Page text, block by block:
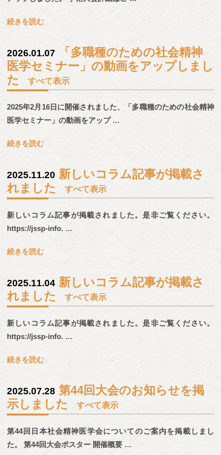
続きを読む
2026.01.07
「多職種のための社会精神
医学セミナー」の動画をアップしまし
た
すべて表示
2025年2月16日に開催されました、「多職種のための社会精神
医学セミナー」の動画をアップ …
続きを読む
2025.11.20 新しいコラム記事が掲載さ
れました
すべて表示
新しいコラム記事が掲載されました。是非ご覧ください。
https://jssp-info. …
続きを読む
2025.11.04 新しいコラム記事が掲載さ
れました
すべて表示
新しいコラム記事が掲載されました。是非ご覧ください。
https://jssp-info. …
続きを読む
2025.07.28 第44回大会のお知らせを掲
示しました
すべて表示
第44回日本社会精神医学会についてのご案内を掲載しまし
た。 第44回大会ポスター 開催概要 …